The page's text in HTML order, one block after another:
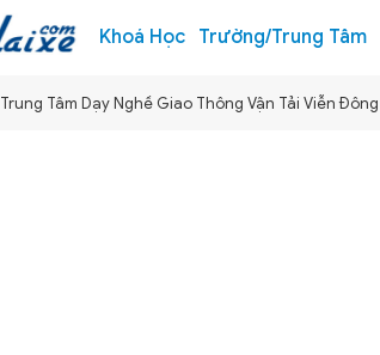
Khoá Học Trường/Trung Tâm
Trung Tâm Dạy Nghề Giao Thông Vận Tải Viễn Đông